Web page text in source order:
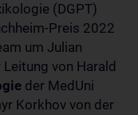
(DGPT)
Preis 2022
um Julian
von Harald
der MedUni
Korkhov von der